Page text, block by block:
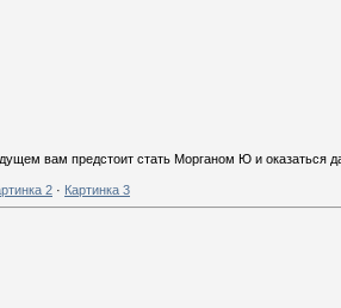
вам предстоит стать Морганом Ю и
2 · Картинка 3